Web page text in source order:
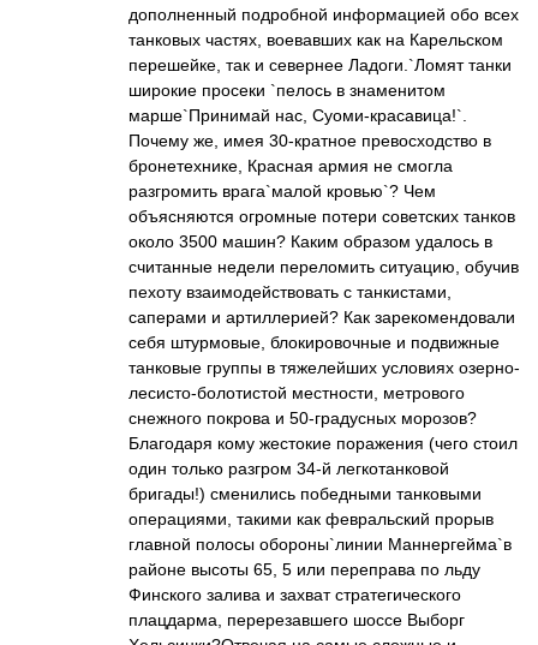
дополненный подробной информацией обо всех
танковых частях, воевавших как на Карельском
перешейке, так и севернее Ладоги.`Ломят танки
широкие просеки `пелось в знаменитом
марше`Принимай нас, Суоми-красавица!`.
Почему же, имея 30-кратное превосходство в
бронетехнике, Красная армия не смогла
разгромить врага`малой кровью`? Чем
объясняются огромные потери советских танков
около 3500 машин? Каким образом удалось в
считанные недели переломить ситуацию, обучив
пехоту взаимодействовать с танкистами,
саперами и артиллерией? Как зарекомендовали
себя штурмовые, блокировочные и подвижные
танковые группы в тяжелейших условиях озерно-
лесисто-болотистой местности, метрового
снежного покрова и 50-градусных морозов?
Благодаря кому жестокие поражения (чего стоил
один только разгром 34-й легкотанковой
бригады!) сменились победными танковыми
операциями, такими как февральский прорыв
главной полосы обороны`линии Маннергейма`в
районе высоты 65, 5 или переправа по льду
Финского залива и захват стратегического
плацдарма, перерезавшего шоссе Выборг